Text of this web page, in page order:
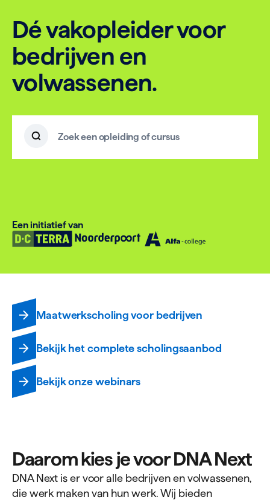
Dé vakopleider voor
bedrijven en
volwassenen.
Zoekterm
Een initiatief van
Maatwerkscholing voor bedrijven
Bekijk het complete scholingsaanbod
Bekijk onze webinars
Daarom kies je voor DNA Next
DNA Next is er voor alle bedrijven en volwassenen,
die werk maken van hun werk. Wij bieden